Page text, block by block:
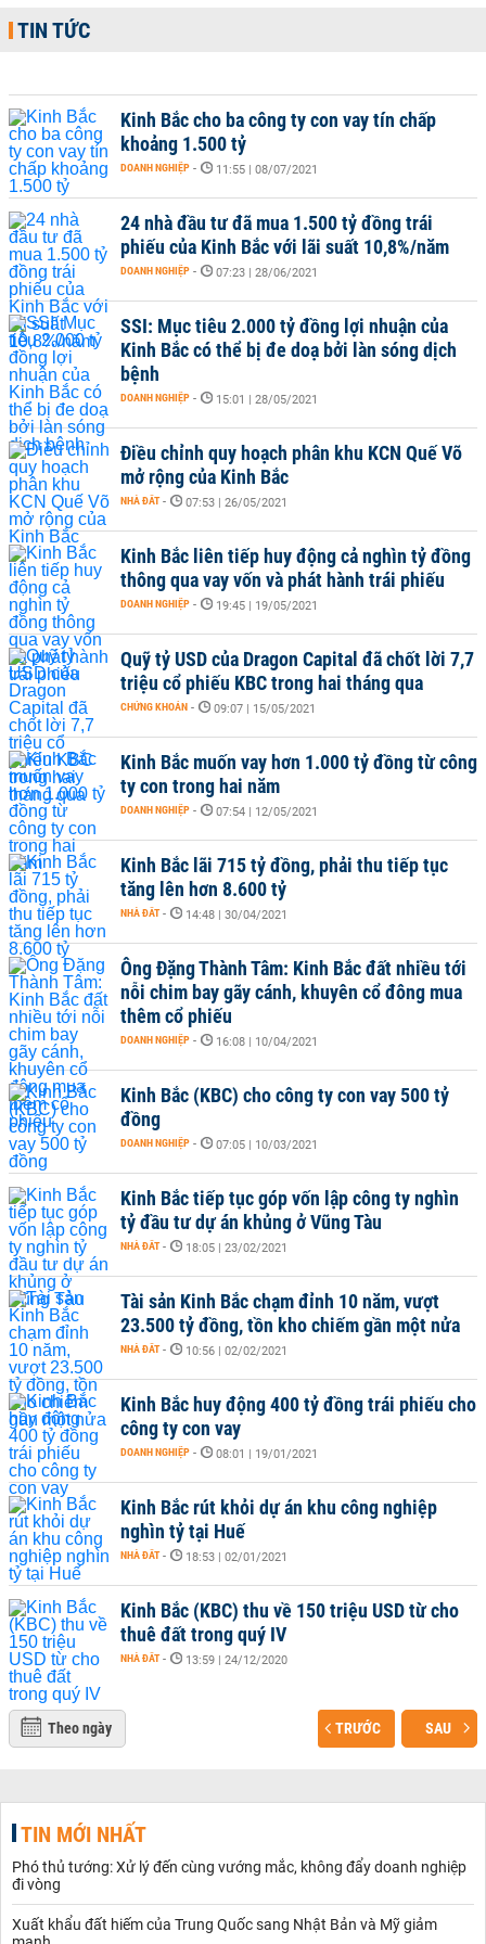
TIN TỨC
Kinh Bắc cho ba công ty con vay tín chấp
khoảng 1.500 tỷ
DOANH NGHIỆP - 11:55 | 08/07/2021
24 nhà đầu tư đã mua 1.500 tỷ đồng trái
phiếu của Kinh Bắc với lãi suất 10,8%/năm
DOANH NGHIỆP - 07:23 | 28/06/2021
SSI: Mục tiêu 2.000 tỷ đồng lợi nhuận của
Kinh Bắc có thể bị đe doạ bởi làn sóng dịch
bệnh
DOANH NGHIỆP - 15:01 | 28/05/2021
Điều chỉnh quy hoạch phân khu KCN Quế Võ
mở rộng của Kinh Bắc
NHÀ ĐẤT - 07:53 | 26/05/2021
Kinh Bắc liên tiếp huy động cả nghìn tỷ đồng
thông qua vay vốn và phát hành trái phiếu
DOANH NGHIỆP - 19:45 | 19/05/2021
Quỹ tỷ USD của Dragon Capital đã chốt lời 7,7
triệu cổ phiếu KBC trong hai tháng qua
CHỨNG KHOÁN - 09:07 | 15/05/2021
Kinh Bắc muốn vay hơn 1.000 tỷ đồng từ công
ty con trong hai năm
DOANH NGHIỆP - 07:54 | 12/05/2021
Kinh Bắc lãi 715 tỷ đồng, phải thu tiếp tục
tăng lên hơn 8.600 tỷ
NHÀ ĐẤT - 14:48 | 30/04/2021
Ông Đặng Thành Tâm: Kinh Bắc đất nhiều tới
nỗi chim bay gãy cánh, khuyên cổ đông mua
thêm cổ phiếu
DOANH NGHIỆP - 16:08 | 10/04/2021
Kinh Bắc (KBC) cho công ty con vay 500 tỷ
đồng
DOANH NGHIỆP - 07:05 | 10/03/2021
Kinh Bắc tiếp tục góp vốn lập công ty nghìn
tỷ đầu tư dự án khủng ở Vũng Tàu
NHÀ ĐẤT - 18:05 | 23/02/2021
Tài sản Kinh Bắc chạm đỉnh 10 năm, vượt
23.500 tỷ đồng, tồn kho chiếm gần một nửa
NHÀ ĐẤT - 10:56 | 02/02/2021
Kinh Bắc huy động 400 tỷ đồng trái phiếu cho
công ty con vay
DOANH NGHIỆP - 08:01 | 19/01/2021
Kinh Bắc rút khỏi dự án khu công nghiệp
nghìn tỷ tại Huế
NHÀ ĐẤT - 18:53 | 02/01/2021
Kinh Bắc (KBC) thu về 150 triệu USD từ cho
thuê đất trong quý IV
NHÀ ĐẤT - 13:59 | 24/12/2020
Theo ngày TRƯỚC SAU
TIN MỚI NHẤT
Phó thủ tướng: Xử lý đến cùng vướng mắc, không đẩy doanh nghiệp
đi vòng
Xuất khẩu đất hiếm của Trung Quốc sang Nhật Bản và Mỹ giảm